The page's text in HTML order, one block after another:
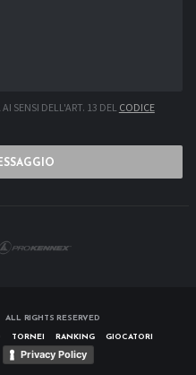
SENSI DELL'ART. 13 DEL CODICE
RIGHTS RESERVED
TORNEI RANKING GIOCATORI
Privacy Policy